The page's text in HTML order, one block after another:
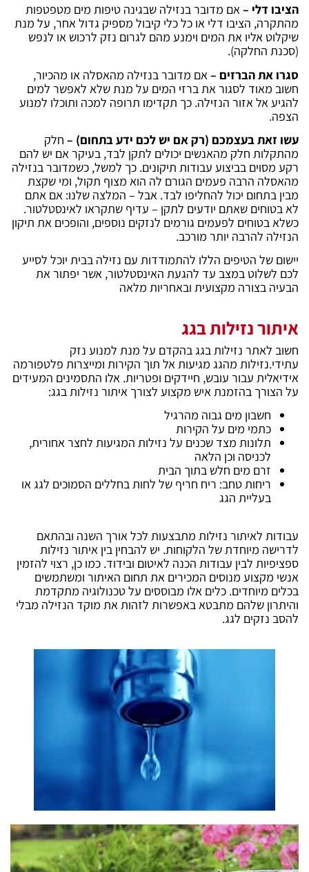
הציבו דלי –אם מדובר בנזילה שבגינה טיפות מים מטפטפות
מהתקרה, הציבו דלי או כל כלי קיבול מספיק גדול אחר, על מנת
שיקלוט אליו את המים וימנע מהם לגרום נזק לרכוש או לנפש
(סכנת החלקה).
סגרו את הברזים –אם מדובר בנזילה מהאסלה או מהכיור,
חשוב מאוד לסגור את ברזי המים על מנת שלא לאפשר למים
להגיע אל אזור הנזילה. כך תקדימו תרופה למכה ותוכלו למנוע
הצפה.
עשו זאת בעצמכם (רק אם יש לכם ידע בתחום) – חלק
מהתקלות חלק מהאנשים יכולים לתקן לבד, בעיקר אם יש להם
רקע מסוים בביצוע עבודות תיקונים. כך למשל, כשמדובר בנזילה
מהאסלה הרבה פעמים הגורם לה הוא מצוף תקול, ומי שקצת
מבין בתחום יכול להחליפו לבד. אבל – המלצה שלנו: אם אתם
לא בטוחים שאתם יודעים לתקן – עדיף שתקראו לאינסטלטור.
כשלא בטוחים לפעמים גורמים לנזקים נוספים, והופכים את תיקון
הנזילה להרבה יותר מורכב.
יישום של הטיפים הללו להתמודדות עם נזילה בבית יוכל לסייע
לכם לשלוט במצב עד להגעת האינסטלטור, אשר יפתור את
הבעיה בצורה מקצועית ובאחריות מלאה
איתור נזילות בגג
חשוב לאתר נזילות בגג בהקדם על מנת למנוע נזק
עתידי.נזילות מהגג מגיעות אל תוך הקירות ומייצרות פלטפורמה
אידיאלית עבור עובש, חיידקים ופטריות. אלו התסמינים המעידים
על הצורך בהזמנת איש מקצוע לצורך איתור נזילות בגג:
חשבון מים גבוה מהרגיל
כתמי מים על הקירות
תלונות מצד שכנים על נזילות המגיעות לחצר אחורית,
לכניסה וכן הלאה
זרם מים חלש בתוך הבית
ריחות טחב: ריח חריף של לחות בחללים הסמוכים לגג או
בעליית הגג
עבודות לאיתור נזילות מתבצעות לכל אורך השנה ובהתאם
לדרישה מיוחדת של הלקוחות. יש להבחין בין איתור נזילות
ספציפיות לבין עבודות הכנה לאיטום ובידוד. כמו כן, רצוי להזמין
אנשי מקצוע מנוסים המכירים את תחום האיתור ומשתמשים
בכלים מיוחדים. כלים אלו מבוססים על טכנולוגיה מתקדמת
והיתרון שלהם מתבטא באפשרות לזהות את מוקד הנזילה מבלי
להסב נזקים לגג.